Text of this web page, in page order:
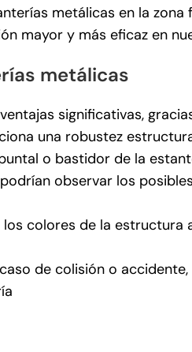
metálicas en la
mayor y más eficaz en
metálicas
significativas,
una robustez
o bastidor de la
observar los
colores de la
de colisión o